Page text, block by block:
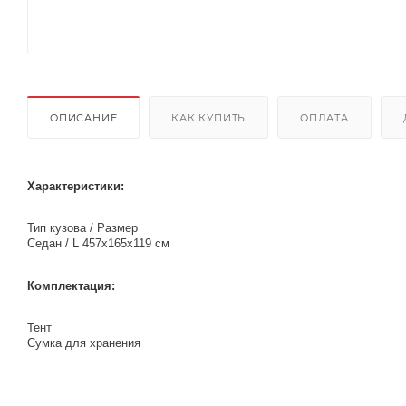
ОПИСАНИЕ КАК КУПИТЬ ОПЛАТА
Характеристики:
Тип кузова / Размер
Седан / L 457х165х119 см
Комплектация:
Тент
Сумка для хранения